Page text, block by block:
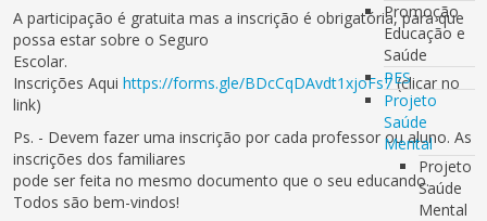
Promoção
Educação e
Saúde
PES
Projeto
Saúde
Mental
Projeto
Saúde
Mental
A participação é gratuita mas a inscrição é obrigatória, para que
possa estar sobre o Seguro
Escolar.
Inscrições Aqui https://forms.gle/BDcCqDAvdt1xjoFs7(clicar no
link)
Ps. - Devem fazer uma inscrição por cada professor ou aluno. As
inscrições dos familiares
pode ser feita no mesmo documento que o seu educando.
Todos são bem-vindos!